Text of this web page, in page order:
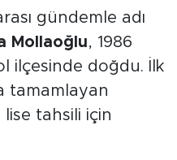
gündemle adı
Mollaoğlu, 1986
ilçesinde doğdu. İlk
tamamlayan
tahsili için